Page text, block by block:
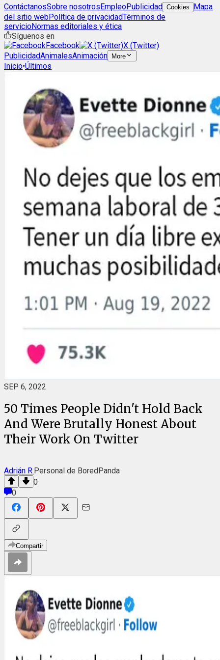
ContáctanosSobre nosotrosEmpleoPublicidad Cookies
Mapa
del sitio webPolítica de privacidadTérminos de
servicioNormas editoriales y ética
Síguenos en
Facebook
X (Twitter)
PublicidadAnimalesAnimación More
Inicio•Últimos
SEP 6, 2022
50 Times People Didn't Hold Back
And Were Brutally Honest About
Their Work On Twitter
Adrián R.Personal de BoredPanda
0
0
Compartir